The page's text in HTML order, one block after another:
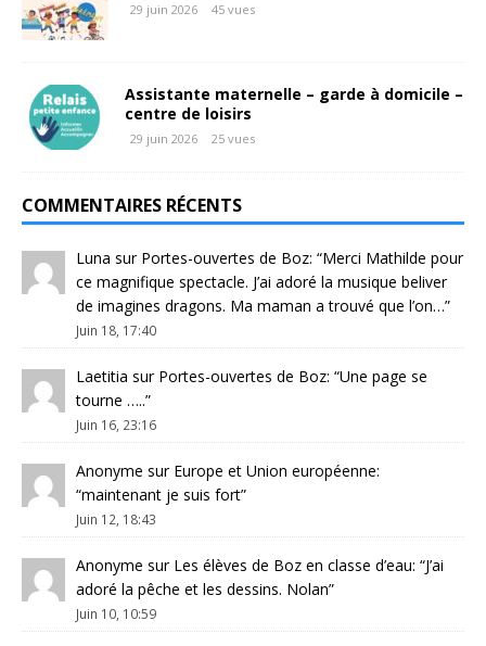
29 juin 2026 45 vues
Assistante maternelle – garde à domicile –
centre de loisirs
29 juin 2026 25 vues
COMMENTAIRES RÉCENTS
Luna sur Portes-ouvertes de Boz: “Merci Mathilde pour
ce magnifique spectacle. J’ai adoré la musique beliver
de imagines dragons. Ma maman a trouvé que l’on…”
Juin 18, 17:40
Laetitia sur Portes-ouvertes de Boz: “Une page se
tourne …..”
Juin 16, 23:16
Anonyme sur Europe et Union européenne:
“maintenant je suis fort”
Juin 12, 18:43
Anonyme sur Les élèves de Boz en classe d’eau: “J’ai
adoré la pêche et les dessins. Nolan”
Juin 10, 10:59